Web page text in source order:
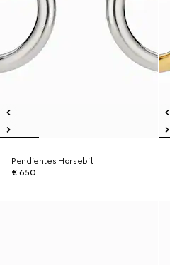
Pendientes Horsebit
€ 650